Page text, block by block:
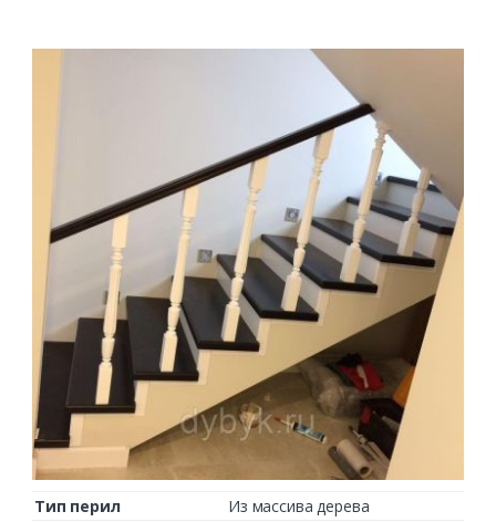
Тип перил
Из массива дерева